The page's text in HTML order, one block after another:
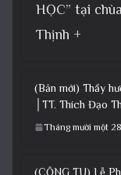
HỌC” tại
Thịnh +
(Bản mới) Thầy
│TT. Thích Đạo
Tháng mười một
(CỘNG TU) Lễ